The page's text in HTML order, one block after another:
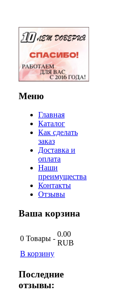
Меню
Главная
Каталог
Как сделать
заказ
Доставка и
оплата
Наши
преимущества
Контакты
Отзывы
Ваша корзина
0 Товары -
0.00
RUB
В корзину
Последние
отзывы: